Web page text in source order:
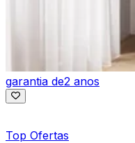
garantia de2 anos
Top Ofertas